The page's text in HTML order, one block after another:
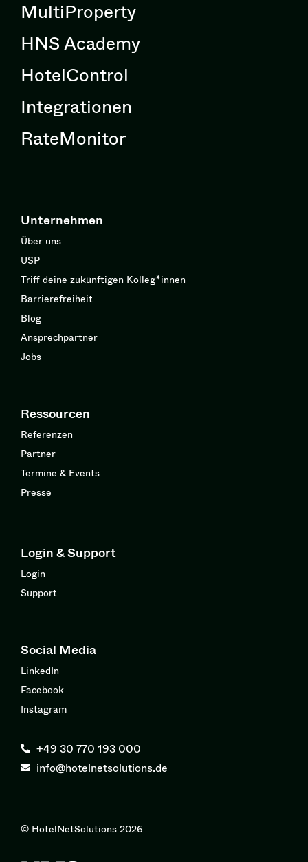
MultiProperty
HNS Academy
HotelControl
Integrationen
RateMonitor
Unternehmen
Über uns
USP
Triff deine zukünftigen Kolleg*innen
Barrierefreiheit
Blog
Ansprechpartner
Jobs
Ressourcen
Referenzen
Partner
Termine & Events
Presse
Login & Support
Login
Support
Social Media
LinkedIn
Facebook
Instagram
+49 30 770 193 000
info@hotelnetsolutions.de
© HotelNetSolutions 2026